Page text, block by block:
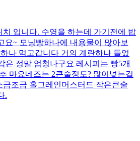
입니다. 수영을 하는데 가기전에 밥
요~ 모닝빵하나에 내용물이 많아보
나 먹고갑니다 거의 계란하나 들었
은 정말 엄청나구요 레시피는 빵5개
마요네즈는 2큰술정도? 많이넣는걸
조금 홀그레인머스터드 작은큰술
.